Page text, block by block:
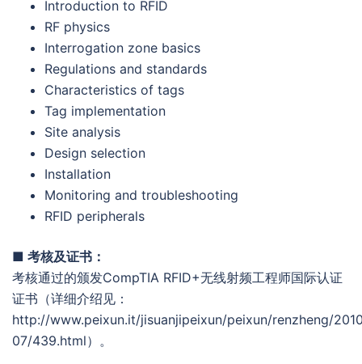
Introduction to RFID
RF physics
Interrogation zone basics
Regulations and standards
Characteristics of tags
Tag implementation
Site analysis
Design selection
Installation
Monitoring and troubleshooting
RFID peripherals
■ 考核及证书：
考核通过的颁发CompTIA RFID+无线射频工程师国际认证
证书（详细介绍见：
http://www.peixun.it/jisuanjipeixun/peixun/renzheng/
07/439.html）。